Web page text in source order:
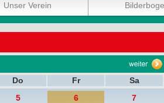
Unser Verein
Do Fr
Sa
5 6
7